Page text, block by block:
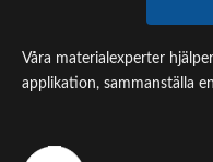
Våra materialexperter
applikation, sammanställa